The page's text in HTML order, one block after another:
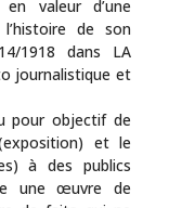
valeur d’une
de son
1918 dans LA
journalistique et
pour objectif de
et le
à des publics
une œuvre de